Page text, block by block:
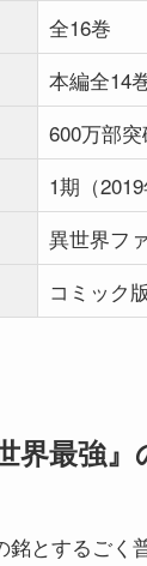
全16巻
本編全14
600万部突
1期（
異世界フ
コミック
界最強
銘とするご